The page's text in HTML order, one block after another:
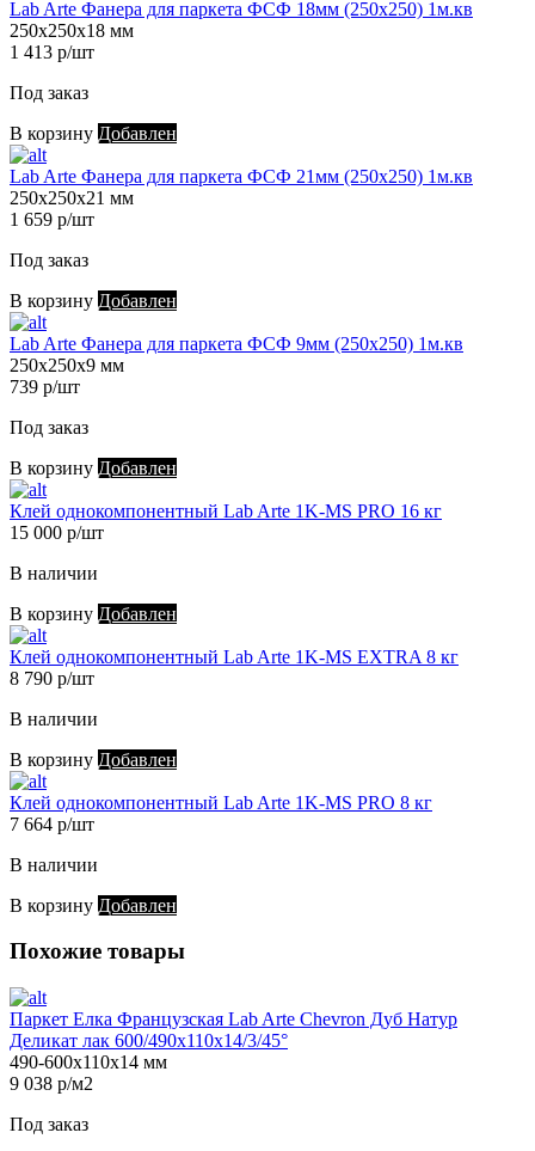
Lab Arte Фанера для паркета ФСФ 18мм (250х250) 1м.кв
250х250х18 мм
1 413 р/шт
Под заказ
В корзину Добавлен
Lab Arte Фанера для паркета ФСФ 21мм (250х250) 1м.кв
250х250х21 мм
1 659 р/шт
Под заказ
В корзину Добавлен
Lab Arte Фанера для паркета ФСФ 9мм (250х250) 1м.кв
250х250х9 мм
739 р/шт
Под заказ
В корзину Добавлен
Клей однокомпонентный Lab Arte 1K-MS PRO 16 кг
15 000 р/шт
В наличии
В корзину Добавлен
Клей однокомпонентный Lab Arte 1K-MS EXTRA 8 кг
8 790 р/шт
В наличии
В корзину Добавлен
Клей однокомпонентный Lab Arte 1K-MS PRO 8 кг
7 664 р/шт
В наличии
В корзину Добавлен
Похожие товары
Паркет Елка Французская Lab Arte Chevron Дуб Натур
Деликат лак 600/490х110х14/3/45°
490-600х110х14 мм
9 038 р/м2
Под заказ